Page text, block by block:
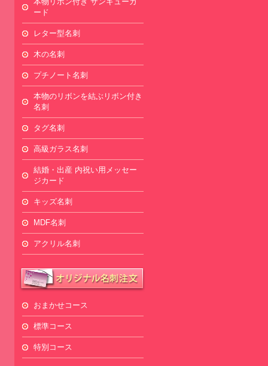
ード
レター型名刺
木の名刺
プチノート名刺
本物のリボンを結ぶリボン付き
名刺
タグ名刺
高級ガラス名刺
結婚・出産 内祝い用メッセー
ジカード
キッズ名刺
MDF名刺
アクリル名刺
おまかせコース
標準コース
特別コース